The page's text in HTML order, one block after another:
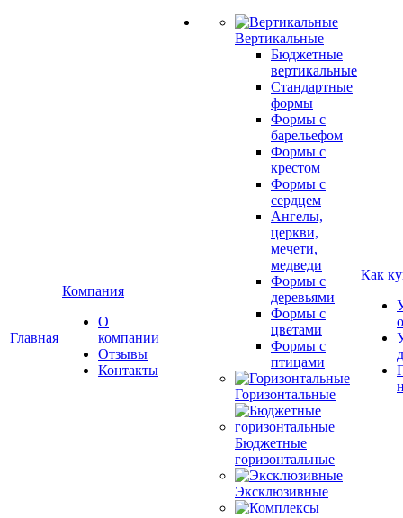
Главная
Компания
О
компании
Отзывы
Контакты
Вертикальные
Бюджетные
вертикальные
Стандартные
формы
Формы с
барельефом
Формы с
крестом
Формы с
сердцем
Ангелы,
церкви,
мечети,
медведи
Формы с
деревьями
Формы с
цветами
Формы с
птицами
Горизонтальные
Бюджетные
горизонтальные
Эксклюзивные
Как